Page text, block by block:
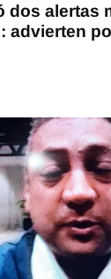
dos alertas
advierten